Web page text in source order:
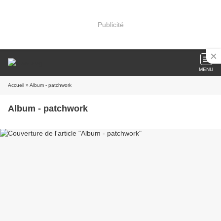
Publicité
MENU
Accueil » Album - patchwork
Album - patchwork